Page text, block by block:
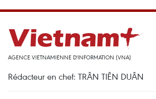
AGENCE VIETNAMIENNE D'INFORMATION (VNA)
Rédacteur en chef: TRÂN TIÊN DUÂN